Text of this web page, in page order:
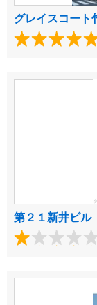
グレイスコート
第２１新井ビル